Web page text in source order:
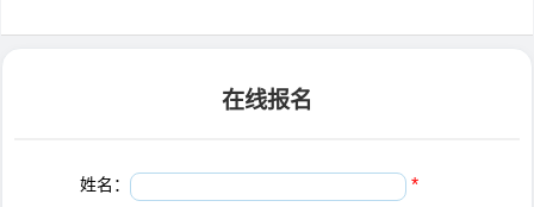
在线报名
姓名： *